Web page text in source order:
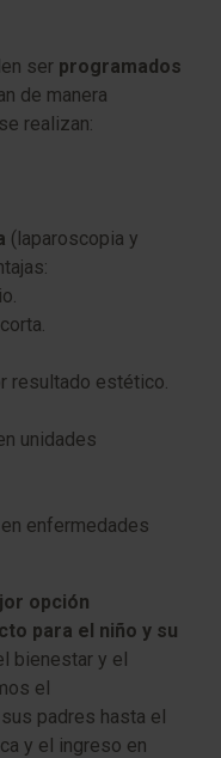
ser programados
de manera
realizan:
(laparoscopia y
resultado estético.
unidades
enfermedades
opción
para el niño y su
bienestar y el
el
padres hasta el
y el ingreso en